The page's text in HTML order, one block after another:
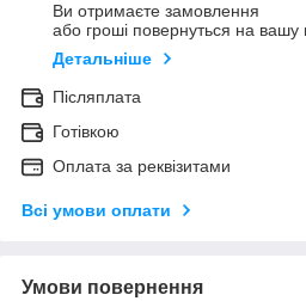
Ви отримаєте замовлення
або гроші повернуться на вашу
Детальніше
Післяплата
Готівкою
Оплата за реквізитами
Всі умови оплати
Умови повернення